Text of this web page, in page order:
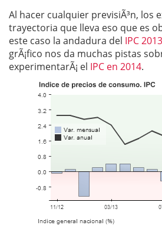
Al hacer cualquier previsiÃ³n, los
trayectoria que lleva eso que es
este caso la andadura del IPC 2013
grÃ¡fico nos da muchas pistas
experimentarÃ¡ el IPC en 2014.